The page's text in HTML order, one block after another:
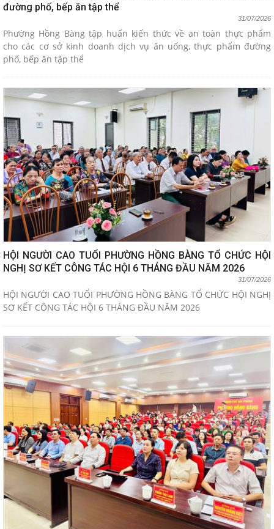
đường phố, bếp ăn tập thể
31/07/2026
Phường Hồng Bàng tập huấn kiến thức về an toàn thực phẩm
cho các cơ sở kinh doanh dịch vụ ăn uống, thực phẩm đường
phố, bếp ăn tập thể
HỘI NGƯỜI CAO TUỔI PHƯỜNG HỒNG BÀNG TỔ CHỨC HỘI
NGHỊ SƠ KẾT CÔNG TÁC HỘI 6 THÁNG ĐẦU NĂM 2026
31/07/2026
HỘI NGƯỜI CAO TUỔI PHƯỜNG HỒNG BÀNG TỔ CHỨC HỘI NGHỊ
SƠ KẾT CÔNG TÁC HỘI 6 THÁNG ĐẦU NĂM 2026